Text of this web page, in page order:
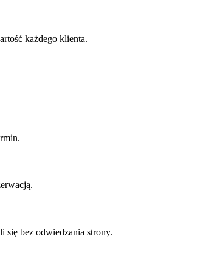
każdego klienta.
bez odwiedzania strony.